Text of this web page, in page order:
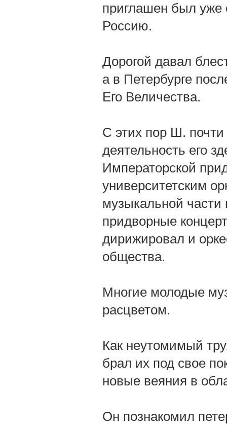
приглашен был уже
Россию.
Дорогой давал
а в Петербурге
Его Величества.
С этих пор Ш.
деятельность его
Императорской
университетским
музыкальной
придворные
дирижировал и
общества.
Многие молодые
расцветом.
Как неутомимый
брал их под свое
новые веяния в
Он познакомил